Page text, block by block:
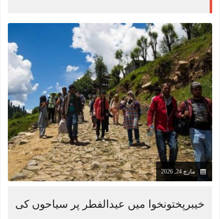
مارچ 24, 2026
خیبرپختونخوا میں عیدالفطر پر سیاحوں کی